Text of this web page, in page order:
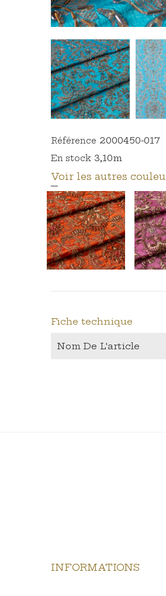
Référence 2000450-017
En stock 3,10m
Voir les autres
Fiche technique
Nom De L'article
INFORMATIONS